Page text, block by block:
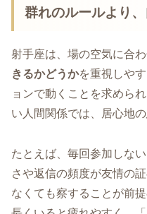
群れのルールより
射手座は、場の空気に合わ
きるかどうかを重視しや
ョンで動くことを求めら
い人間関係では、居心地
たとえば、毎回参加しな
さや返信の頻度が友情の
なくても察することが前